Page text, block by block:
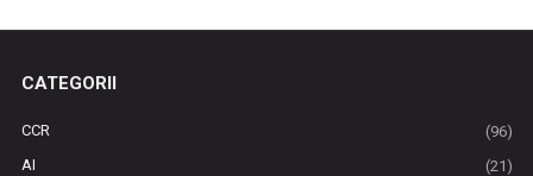
CATEGORII
CCR
(96)
AI
(21)